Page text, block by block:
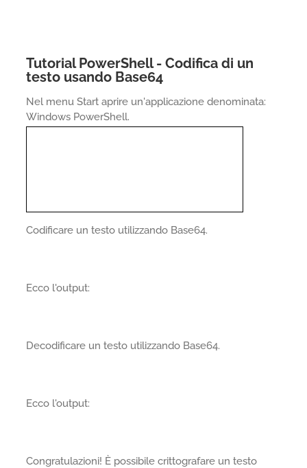
Tutorial PowerShell - Codifica di un
testo usando Base64
Nel menu Start aprire un'applicazione denominata:
Windows PowerShell.
Codificare un testo utilizzando Base64.
Ecco l'output:
Decodificare un testo utilizzando Base64.
Ecco l'output:
Congratulazioni! È possibile crittografare un testo